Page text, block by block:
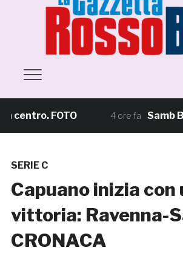
FOTO 4 ore fa Samb
SERIE C
Capuano inizia con
vittoria: Ravenna-
CRONACA